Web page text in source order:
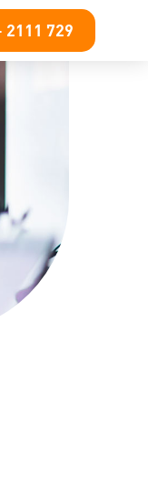
2111 729